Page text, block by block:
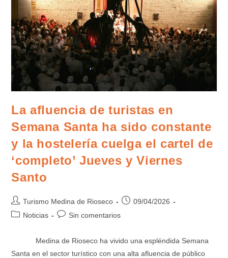
La afluencia de turistas en
Semana Santa ha sido constante
y la hostelería cuelga el cartel de
‘completo’ Jueves y Viernes
Santo
Turismo Medina de Rioseco
09/04/2026
Noticias
Sin comentarios
Medina de Rioseco ha vivido una espléndida Semana
Santa en el sector turístico con una alta afluencia de público